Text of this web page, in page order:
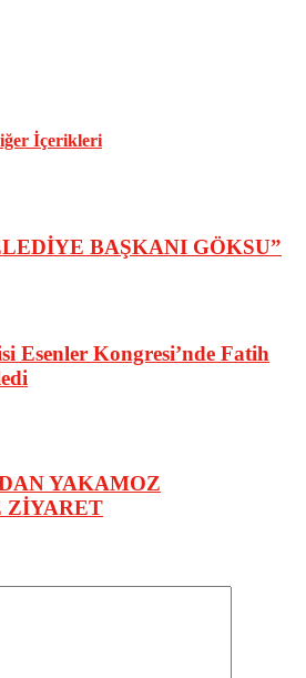
İçerikleri
BAŞKANI GÖKSU”
Esenler Kongresi’nde Fatih
YAKAMOZ
ZİYARET